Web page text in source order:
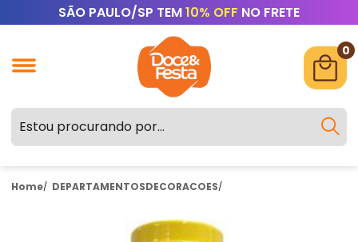
SÃO PAULO/SP TEM10% OFF NO FRETE
0
Home DEPARTAMENTOSDECORACOES